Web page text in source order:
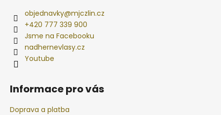
objednavky@mjczlin.cz
+420 777 339 900
Jsme na Facebooku
nadhernevlasy.cz
Youtube
Informace pro vás
Doprava a platba